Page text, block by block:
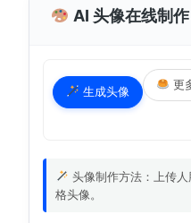
AI 头像在线制作
生成头像
更
头像制作方法：上传
格头像。